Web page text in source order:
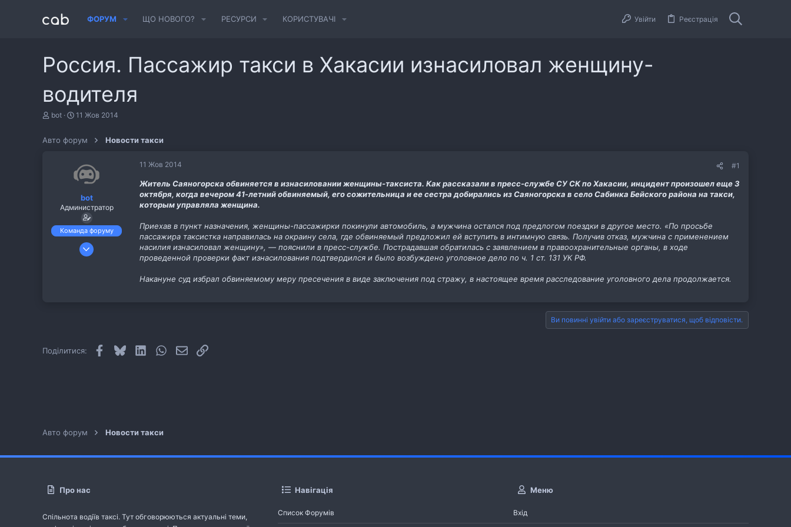
ФОРУМ ЩО НОВОГО? РЕСУРСИ КОРИСТУВАЧІ Увійти Реєстрація
Россия. Пассажир такси в Хакасии изнасиловал женщину-
водителя
А
о
bot
Д
а
в
о
н
я
11 Жов 2014
Авто форум Новости такси
bot
Администратор
Команда форуму
6 Лис 2013
11 Жов 2014 #1
Житель Саяногорска обвиняется в изнасиловании женщины-таксиста. Как рассказали в пресс-службе СУ СК по Хакасии, инцидент произошел еще 3
октября, когда вечером 41-летний обвиняемый, его сожительница и ее сестра добирались из Саяногорска в село Сабинка Бейского района на такси,
которым управляла женщина.
Приехав в пункт назначения, женщины-пассажирки покинули автомобиль, а мужчина остался под предлогом поездки в другое место. «По просьбе
пассажира таксистка направилась на окраину села, где обвиняемый предложил ей вступить в интимную связь. Получив отказ, мужчина с применением
насилия изнасиловал женщину», — пояснили в пресс-службе. Пострадавшая обратилась с заявлением в правоохранительные органы, в ходе
проведенной проверки факт изнасилования подтвердился и было возбуждено уголовное дело по ч. 1 ст. 131 УК РФ.
Накануне суд избрал обвиняемому меру пресечения в виде заключения под стражу, в настоящее время расследование уголовного дела продолжается.
Ви повинні увійти або зареєструватися, щоб відповісти.
Поділитися: Facebook
BlueskyLinkedInWhatsApp
E-mailПосилання
Авто форум Новости такси
Про нас
Спільнота водіїв таксі. Тут обговорюються актуальні теми,
Навігація
Список Форумів
Меню
Вхід